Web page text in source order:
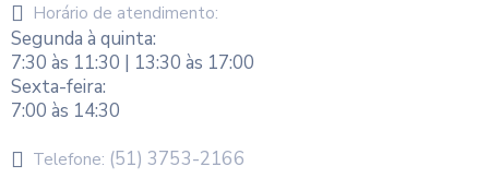
Horário de atendimento:
Segunda à quinta:
7:30 às 11:30 | 13:30 às 17:00
Sexta-feira:
7:00 às 14:30
Telefone: (51) 3753-2166